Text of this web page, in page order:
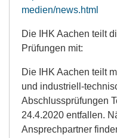
medien/news.html
Die IHK Aachen teilt
Prüfungen mit:
Die IHK Aachen teilt
und industriell-
Abschlussprüfungen
24.4.2020 entfallen.
Ansprechpartner